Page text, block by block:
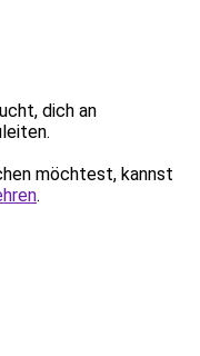
dich an
möchtest, kannst
.